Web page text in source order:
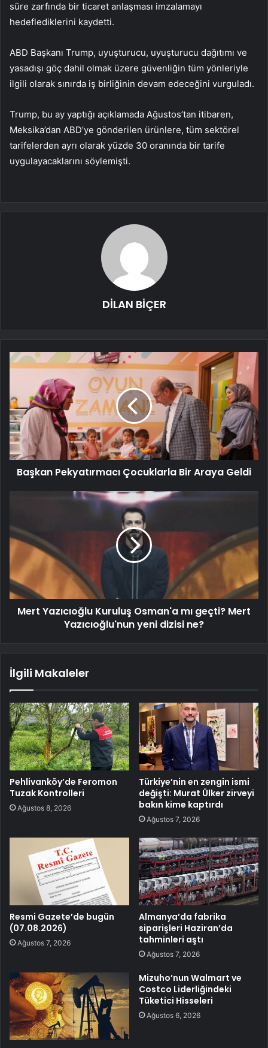
süre zarfında bir ticaret anlaşması imzalamayı
hedeflediklerini kaydetti.
ABD Başkanı Trump, uyuşturucu, uyuşturucu dağıtımı ve
yasadışı göç dahil olmak üzere güvenliğin tüm yönleriyle
ilgili olarak sınırda iş birliğinin devam edeceğini vurguladı.
Trump, bu ay yaptığı açıklamada Ağustos’tan itibaren,
Meksika’dan ABD’ye gönderilen ürünlere, tüm sektörel
tarifelerden ayrı olarak yüzde 30 oranında bir tarife
uygulayacaklarını söylemişti.
DİLAN BİÇER
Başkan Pekyatırmacı Çocuklarla Bir Araya Geldi
Mert Yazıcıoğlu Kuruluş Osman'a mı geçti? Mert
Yazıcıoğlu'nun yeni dizisi ne?
İlgili Makaleler
Pehlivanköy’de Feromon
Tuzak Kontrolleri
Ağustos 8, 2026
Türkiye’nin en zengin ismi
değişti: Murat Ülker zirveyi
bakın kime kaptırdı
Ağustos 7, 2026
Resmi Gazete’de bugün
(07.08.2026)
Ağustos 7, 2026
Almanya’da fabrika
siparişleri Haziran’da
tahminleri aştı
Ağustos 7, 2026
Mizuho’nun Walmart ve
Costco Liderliğindeki
Tüketici Hisseleri
Ağustos 6, 2026